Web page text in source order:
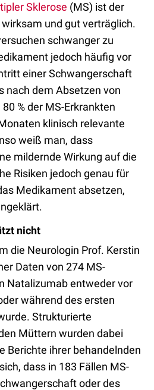
Sklerose (MS) ist der
wirksam und gut verträglich.
schwanger zu
jedoch häufig vor
einer Schwangerschaft
nach dem Absetzen von
% der MS-Erkrankten
klinisch relevante
weiß man, dass
mildernde Wirkung auf die
Risiken jedoch genau für
Medikament absetzen,
nicht
die Neurologin Prof. Kerstin
Daten von 274 MS-
Natalizumab entweder vor
während des ersten
Strukturierte
Müttern wurden dabei
Berichte ihrer behandelnden
dass in 183 Fällen MS-
oder des